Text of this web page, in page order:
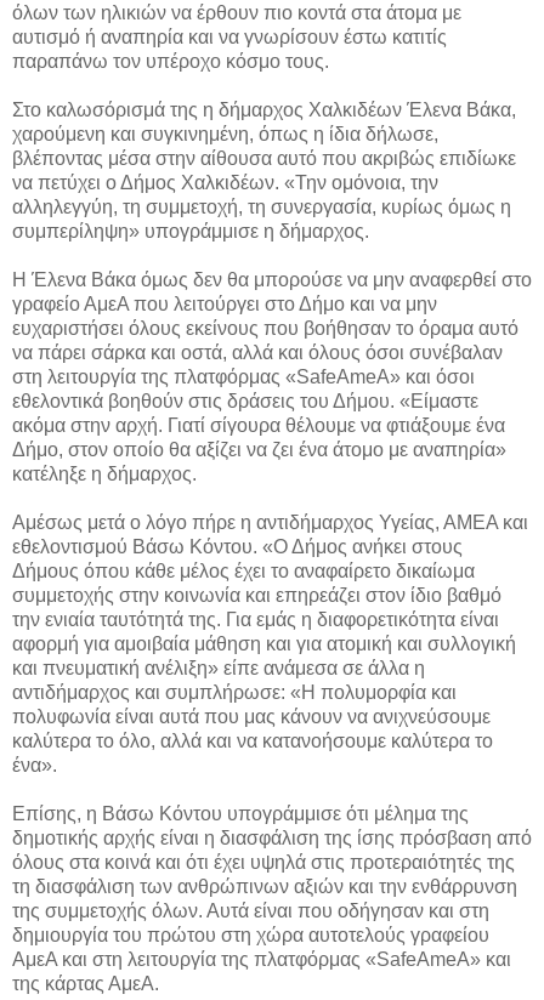
όλων των ηλικιών να έρθουν πιο κοντά στα άτομα με
αυτισμό ή αναπηρία και να γνωρίσουν έστω κατιτίς
παραπάνω τον υπέροχο κόσμο τους.
Στο καλωσόρισμά της η δήμαρχος Χαλκιδέων Έλενα Βάκα,
χαρούμενη και συγκινημένη, όπως η ίδια δήλωσε,
βλέποντας μέσα στην αίθουσα αυτό που ακριβώς επιδίωκε
να πετύχει ο Δήμος Χαλκιδέων. «Την ομόνοια, την
αλληλεγγύη, τη συμμετοχή, τη συνεργασία, κυρίως όμως η
συμπερίληψη» υπογράμμισε η δήμαρχος.
Η Έλενα Βάκα όμως δεν θα μπορούσε να μην αναφερθεί στο
γραφείο ΑμεΑ που λειτούργει στο Δήμο και να μην
ευχαριστήσει όλους εκείνους που βοήθησαν το όραμα αυτό
να πάρει σάρκα και οστά, αλλά και όλους όσοι συνέβαλαν
στη λειτουργία της πλατφόρμας «SafeAmeA» και όσοι
εθελοντικά βοηθούν στις δράσεις του Δήμου. «Είμαστε
ακόμα στην αρχή. Γιατί σίγουρα θέλουμε να φτιάξουμε ένα
Δήμο, στον οποίο θα αξίζει να ζει ένα άτομο με αναπηρία»
κατέληξε η δήμαρχος.
Αμέσως μετά ο λόγο πήρε η αντιδήμαρχος Υγείας, ΑΜΕΑ και
εθελοντισμού Βάσω Κόντου. «Ο Δήμος ανήκει στους
Δήμους όπου κάθε μέλος έχει το αναφαίρετο δικαίωμα
συμμετοχής στην κοινωνία και επηρεάζει στον ίδιο βαθμό
την ενιαία ταυτότητά της. Για εμάς η διαφορετικότητα είναι
αφορμή για αμοιβαία μάθηση και για ατομική και συλλογική
και πνευματική ανέλιξη» είπε ανάμεσα σε άλλα η
αντιδήμαρχος και συμπλήρωσε: «Η πολυμορφία και
πολυφωνία είναι αυτά που μας κάνουν να ανιχνεύσουμε
καλύτερα το όλο, αλλά και να κατανοήσουμε καλύτερα το
ένα».
Επίσης, η Βάσω Κόντου υπογράμμισε ότι μέλημα της
δημοτικής αρχής είναι η διασφάλιση της ίσης πρόσβαση από
όλους στα κοινά και ότι έχει υψηλά στις προτεραιότητές της
τη διασφάλιση των ανθρώπινων αξιών και την ενθάρρυνση
της συμμετοχής όλων. Αυτά είναι που οδήγησαν και στη
δημιουργία του πρώτου στη χώρα αυτοτελούς γραφείου
ΑμεΑ και στη λειτουργία της πλατφόρμας «SafeAmeA» και
της κάρτας ΑμεΑ.